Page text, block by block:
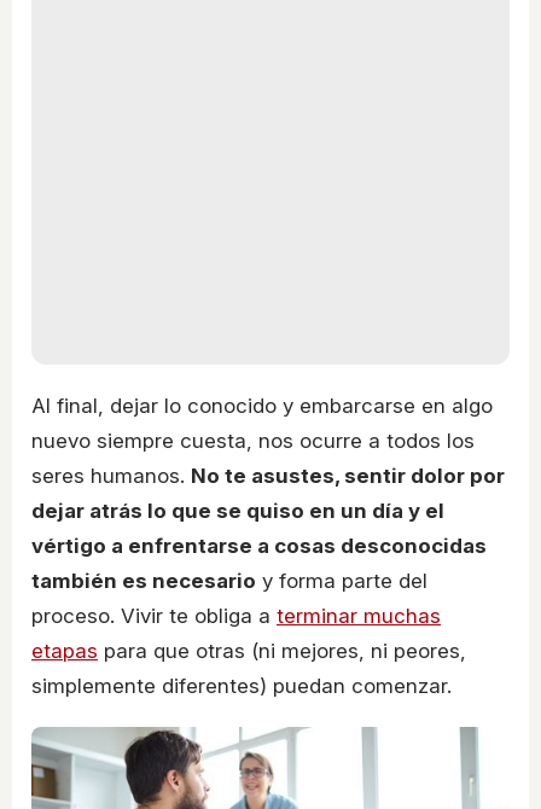
Al final, dejar lo conocido y embarcarse en algo
nuevo siempre cuesta, nos ocurre a todos los
seres humanos. No te asustes, sentir dolor por
dejar atrás lo que se quiso en un día y el
vértigo a enfrentarse a cosas desconocidas
también es necesario y forma parte del
proceso. Vivir te obliga a terminar muchas
etapas para que otras (ni mejores, ni peores,
simplemente diferentes) puedan comenzar.